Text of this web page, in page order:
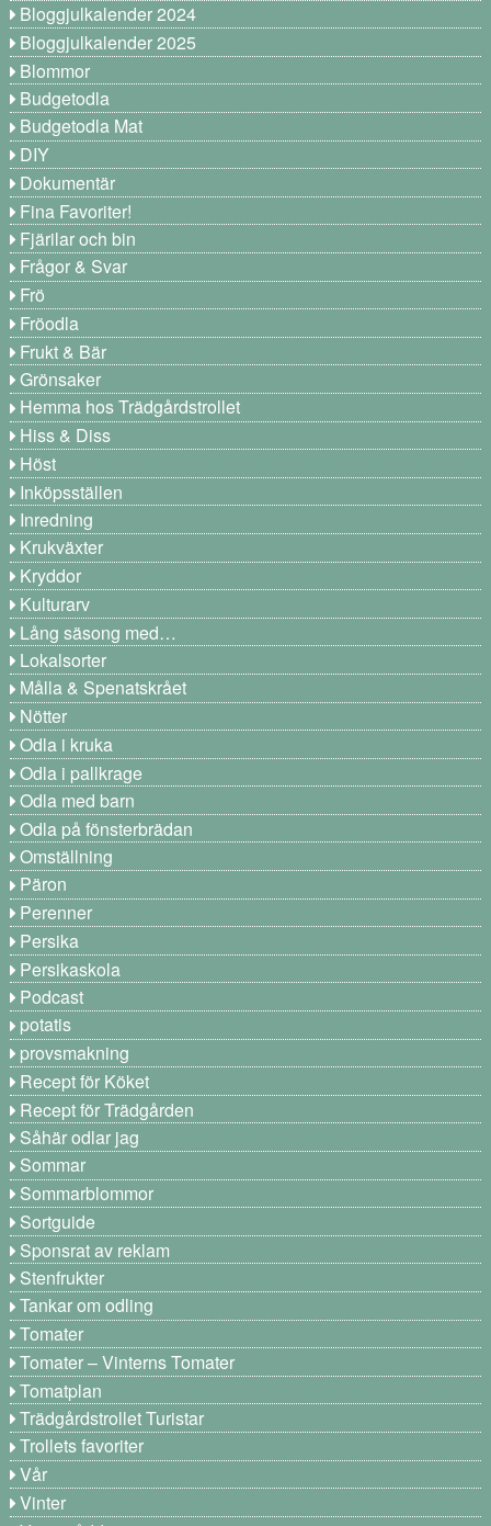
Bloggjulkalender 2024
Bloggjulkalender 2025
Blommor
Budgetodla
Budgetodla Mat
DIY
Dokumentär
Fina Favoriter!
Fjärilar och bin
Frågor & Svar
Frö
Fröodla
Frukt & Bär
Grönsaker
Hemma hos Trädgårdstrollet
Hiss & Diss
Höst
Inköpsställen
Inredning
Krukväxter
Kryddor
Kulturarv
Lång säsong med…
Lokalsorter
Målla & Spenatskrået
Nötter
Odla i kruka
Odla i pallkrage
Odla med barn
Odla på fönsterbrädan
Omställning
Päron
Perenner
Persika
Persikaskola
Podcast
potatis
provsmakning
Recept för Köket
Recept för Trädgården
Såhär odlar jag
Sommar
Sommarblommor
Sortguide
Sponsrat av reklam
Stenfrukter
Tankar om odling
Tomater
Tomater – Vinterns Tomater
Tomatplan
Trädgårdstrollet Turistar
Trollets favoriter
Vår
Vinter